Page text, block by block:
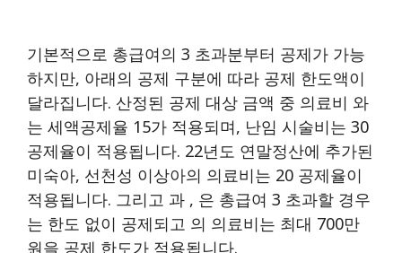
기본적으로 총급여의 3 초과분부터 공제가 가능
하지만, 아래의 공제 구분에 따라 공제 한도액이
달라집니다. 산정된 공제 대상 금액 중 의료비 와
는 세액공제율 15가 적용되며, 난임 시술비는 30
공제율이 적용됩니다. 22년도 연말정산에 추가된
미숙아, 선천성 이상아의 의료비는 20 공제율이
적용됩니다. 그리고 과 , 은 총급여 3 초과할 경우
는 한도 없이 공제되고 의 의료비는 최대 700만
원을 공제 한도가 적용됩니다.